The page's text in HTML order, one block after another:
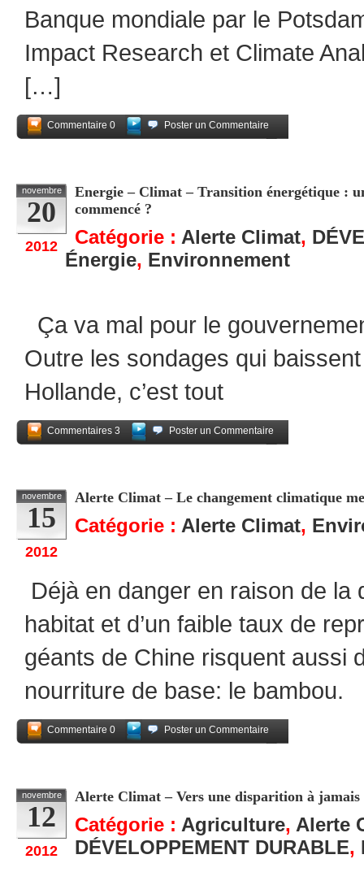
Banque mondiale par le
Impact Research et Climate
[…]
Commentaire 0
Poster un Commentaire
novembre
20
2012
Energie – Climat – Transition énergétique :
commencé ?
Catégorie : Alerte Climat,
Énergie, Environnement
Ça va mal pour le
Outre les sondages qui
Hollande, c’est tout
Commentaires 3
Poster un Commentaire
novembre
15
2012
Alerte Climat – Le changement climatique
Catégorie : Alerte Climat,
Déjà en danger en raison de la
habitat et d’un faible taux de
géants de Chine risquent aussi
nourriture de base: le bambou.
Commentaire 0
Poster un Commentaire
novembre
12
2012
Alerte Climat – Vers une disparition à jamais
Catégorie : Agriculture, Alerte
DÉVELOPPEMENT DURABLE,